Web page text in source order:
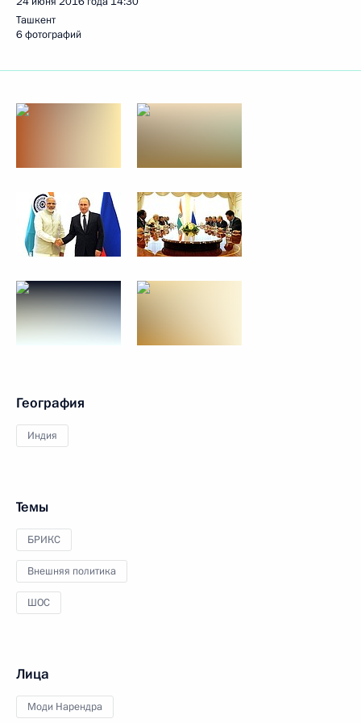
Ташкент
6 фотографий
География
Индия
Темы
БРИКС
Внешняя политика
ШОС
Лица
Моди Нарендра